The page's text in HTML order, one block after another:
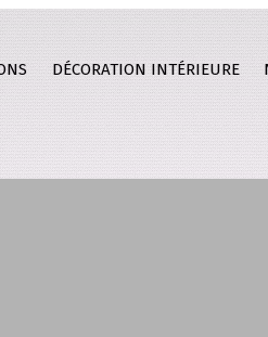
DÉCORATION INTÉRIEURE